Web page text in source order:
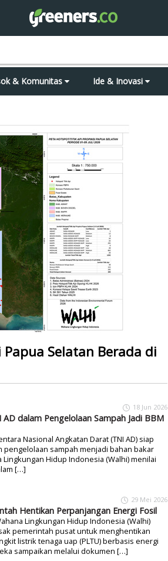
& Komunitas Ide & Inovasi
Selatan Berada di
18 Jun 2026
dalam Pengelolaan Sampah Jadi BBM
Nasional Angkatan Darat (TNI AD) siap
pengelolaan sampah menjadi bahan bakar
Lingkungan Hidup Indonesia (Walhi) menilai
[…]
29 Mei 2026
Hentikan Perpanjangan Energi Fosil
Lingkungan Hidup Indonesia (Walhi)
pemerintah pusat untuk menghentikan
listrik tenaga uap (PLTU) berbasis energi
sampaikan melalui dokumen […]